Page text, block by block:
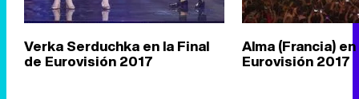
Verka Serduchka en la Final
de Eurovisión 2017
Alma (Francia)
Eurovisión 2017